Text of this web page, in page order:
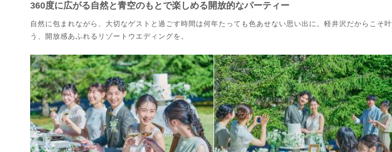
360度に広がる自然と青空のもとで楽しめる開放的なパーティー
自然に包まれながら、大切なゲストと過ごす時間は何年たっても色あせない思い出に。軽井沢だからこそ叶
う、開放感あふれるリゾートウエディングを。